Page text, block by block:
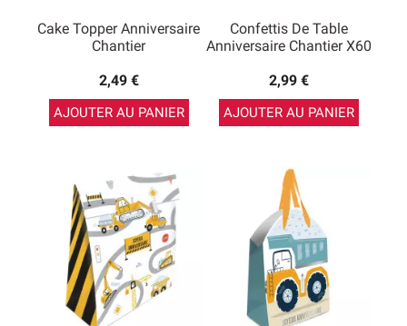
Cake Topper Anniversaire
Chantier
2,49 €
AJOUTER AU PANIER
Confettis De Table
Anniversaire Chantier X60
2,99 €
AJOUTER AU PANIER